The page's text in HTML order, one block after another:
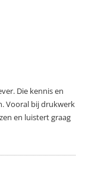
Die kennis en
Vooral bij drukwerk
en luistert graag